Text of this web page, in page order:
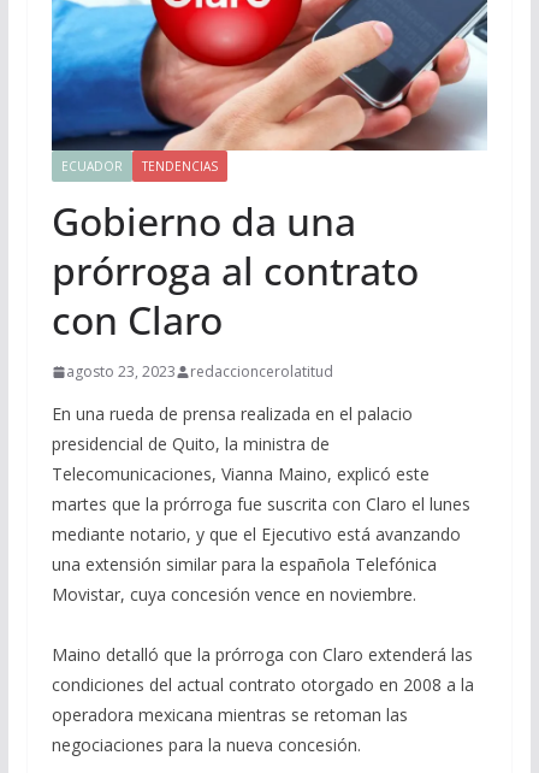
ECUADOR TENDENCIAS
Gobierno da una
prórroga al contrato
con Claro
agosto 23, 2023 redaccioncerolatitud
En una rueda de prensa realizada en el palacio
presidencial de Quito, la ministra de
Telecomunicaciones, Vianna Maino, explicó este
martes que la prórroga fue suscrita con Claro el lunes
mediante notario, y que el Ejecutivo está avanzando
una extensión similar para la española Telefónica
Movistar, cuya concesión vence en noviembre.
Maino detalló que la prórroga con Claro extenderá las
condiciones del actual contrato otorgado en 2008 a la
operadora mexicana mientras se retoman las
negociaciones para la nueva concesión.